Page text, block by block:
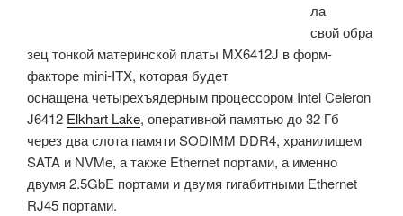
ла
свой обра
зец тонкой материнской платы MX6412J в форм-
факторе mini-ITX, которая будет
оснащена четырехъядерным процессором Intel Celeron
J6412 Elkhart Lake, оперативной памятью до 32 Гб
через два слота памяти SODIMM DDR4, хранилищем
SATA и NVMe, а также Ethernet портами, а именно
двумя 2.5GbE портами и двумя гигабитными Ethernet
RJ45 портами.